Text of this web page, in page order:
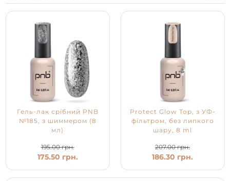
Гель-лак срібний PNB
№185, з шиммером (8
мл)
195.00 грн.
175.50 грн.
Protect Glow Top, з УФ-
фільтром, без липкого
шару, 8 ml
207.00 грн.
186.30 грн.